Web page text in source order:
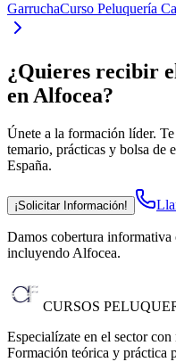
GarruchaCurso Peluquería
¿Quieres recibir
en Alfocea?
Únete a la formación líder.
temario, prácticas y bolsa de
España.
¡Solicitar Información!
Damos cobertura informativa
incluyendo Alfocea.
CURSOS
Especialízate en el sector
Formación teórica y práctica